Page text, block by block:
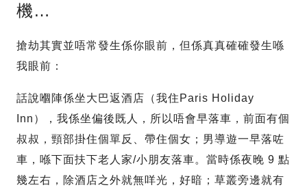
機…
搶劫其實並唔常發生係你眼前，但係真真確確發生喺
我眼前：
話說嗰陣係坐大巴返酒店（我住Paris Holiday
Inn），我係坐偏後既人，所以唔會早落車，前面有個
叔叔，頸部掛住個單反、帶住個女；男導遊一早落咗
車，喺下面扶下老人家/小朋友落車。當時係夜晚 9 點
幾左右，除酒店之外就無咩光，好暗；草叢旁邊就有